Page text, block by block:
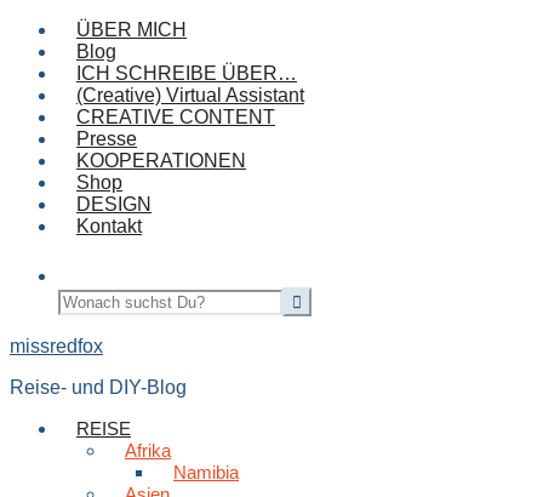
ÜBER MICH
Blog
ICH SCHREIBE ÜBER…
(Creative) Virtual Assistant
CREATIVE CONTENT
Presse
KOOPERATIONEN
Shop
DESIGN
Kontakt
missredfox
Reise- und DIY-Blog
REISE
Afrika
Namibia